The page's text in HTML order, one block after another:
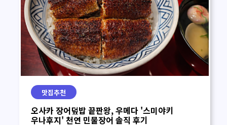
시점과 현지 사정에 따라 달라질 수 있습니다.구매
전 상품 상세 페이지에서 정확한 조건을 확인해
주세요.…더보기
장어덮밥을 즐기고 싶은 분께 추천드립니다.
소바요시 본점의 첫인상 오사카 난바 중심가에서
조금 걷다 보면, 짙은 나무 간판과 차분한 외관이
멋스러운소바요시 본점을 만날 수 있습니다.오랜
세월 자리를 지켜온 듯한 분위기는 들어가기
전부터 편안한 기대감을 줍니다. 물레방아가 있는
정겨운 입구 가게 문 앞에 서면 가장 먼저 눈에
들어오는 것은 커다란 물레방아입니다.복잡한
도시 한복판에서 만나는 이 소박한 풍경이 묘하게
마음을 느슨하게 만들어 줍니다.문을 열고
맛집추천
오사카 장어덮밥 끝판왕, 우메다 '스미야키
우나후지' 천연 민물장어 솔직 후기